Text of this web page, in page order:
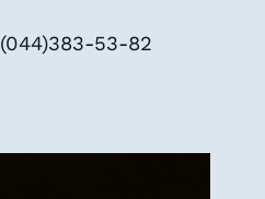
(044)383-53-82